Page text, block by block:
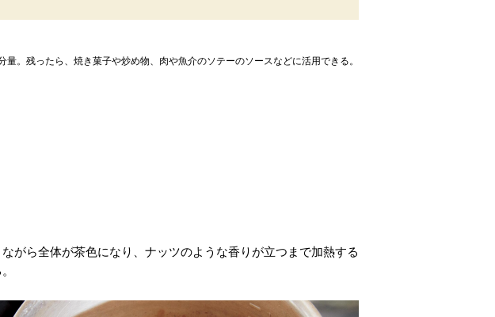
。残ったら、焼き菓子や炒め物、肉や魚介のソテーのソースなどに活用できる。
がら全体が茶色になり、ナッツのような香りが立つまで加熱する